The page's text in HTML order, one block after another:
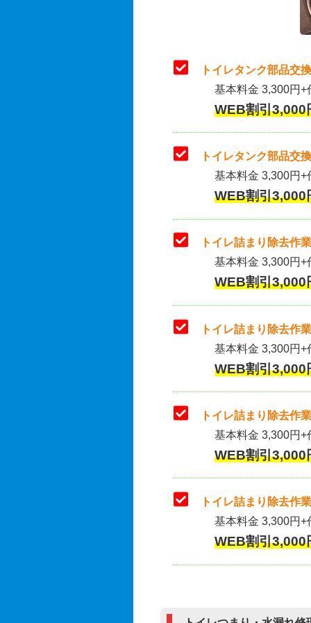
トイレタンク部品交
基本料金 3,300円
WEB割引
トイレタンク部品交
基本料金 3,300円+
WEB割引
トイレ詰まり除去作
基本料金 3,300円+
WEB割引
トイレ詰まり除去作
基本料金 3,300円+
WEB割引
トイレ詰まり除去
基本料金 3,300円+
WEB割引
トイレ詰まり除去作
基本料金 3,300円+
WEB割引